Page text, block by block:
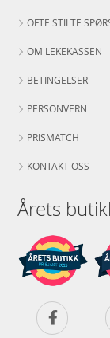
OFTE STILTE
OM LEKEKASSEN
BETINGELSER
PERSONVERN
PRISMATCH
KONTAKT OSS
Årets